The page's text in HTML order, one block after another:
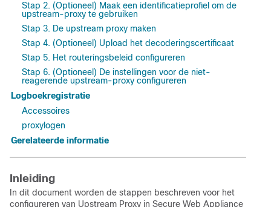
Stap 2. (Optioneel) Maak een identificatieprofiel om de
upstream-proxy te gebruiken
Stap 3. De upstream proxy maken
Stap 4. (Optioneel) Upload het decoderingscertificaat
Stap 5. Het routeringsbeleid configureren
Stap 6. (Optioneel) De instellingen voor de niet-
reagerende upstream-proxy configureren
Logboekregistratie
Accessoires
proxylogen
Gerelateerde informatie
Inleiding
In dit document worden de stappen beschreven voor het
configureren van Upstream Proxy in Secure Web Appliance